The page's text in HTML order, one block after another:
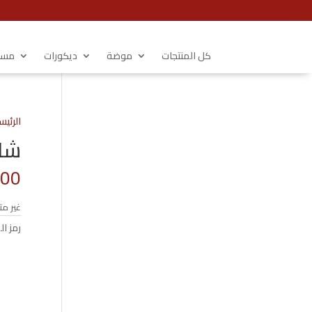
كل المنتجات موضة ديكورات
غير
رمز